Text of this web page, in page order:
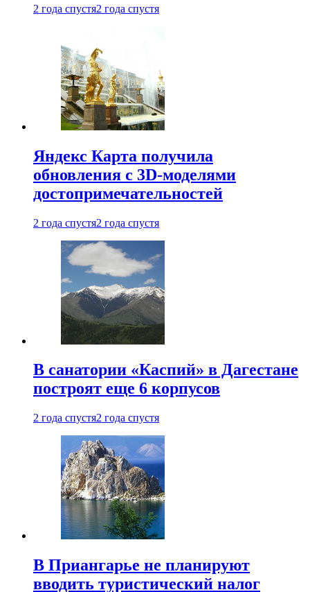
2 года спустя2 года спустя
Яндекс Карта получила
обновления с 3D-моделями
достопримечательностей
2 года спустя2 года спустя
В санатории «Каспий» в Дагестане
построят еще 6 корпусов
2 года спустя2 года спустя
В Приангарье не планируют
вводить туристический налог